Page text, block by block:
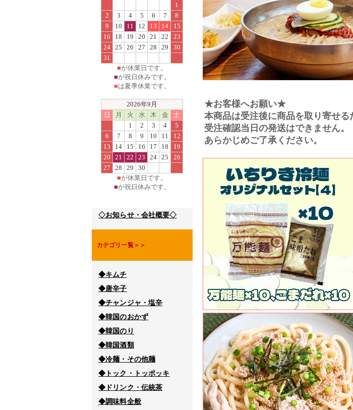
1
2
3 4 5 6 7
8
9
10 11 12 13 14
15
16
18 19 20 21 22
23
24 25 26 27 28 29
30
31
■が休業日です。
■が祝日休みです。
■は夏季休業です。
2026年9月
日
月 火 水 木 金
土
1
2 3 4
5
6
7 8 9 10 11
12
13
14 15 16 17 18
19
20
21 22 23 24 25
26
27
28 29
30
■が休業日です。
■が祝日休みです。
◇お知らせ・会社概要◇
カテゴリ一覧＞＞
◆キムチ
◆唐辛子
◆チャンジャ・塩辛
◆韓国のおかず
◆韓国のり
◆韓国酒類
◆冷麺・その他麺
◆トック・トッポッキ
◆ドリンク・伝統茶
◆調味料全般
★お客様へお願い★
本商品は受注後に商品を取り寄せる
受注確認当日の発送はできません。
あらかじめご了承ください。